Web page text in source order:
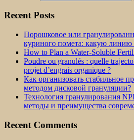
Recent Posts
Порошковое или
куриного помета: какую линию
How to Plan a Water-Soluble
Poudre ou granulés : quelle
projet d’engrais organique ?
Как организовать стабильное
методом дисковой грануляции?
Технология гранулирования
методы и преимущества
Recent Comments